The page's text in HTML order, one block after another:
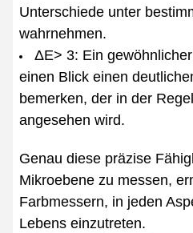
Unterschiede unter
wahrnehmen.
ΔE> 3: Ein
einen Blick einen
bemerken, der in der
angesehen wird.
Genau diese präzise
Mikroebene zu messen,
Farbmessern, in jeden
Lebens einzutreten.